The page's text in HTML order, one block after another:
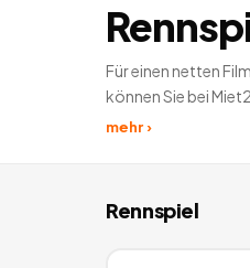
Für einen netten
können Sie bei
oder ein X Box leihen.
mehr ›
Rennspiel